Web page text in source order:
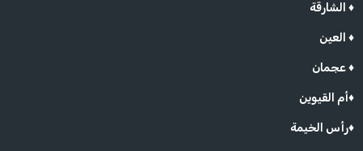
الشارقة ♦
العين ♦
عجمان ♦
أم القيوين♦
رأس الخيمة♦